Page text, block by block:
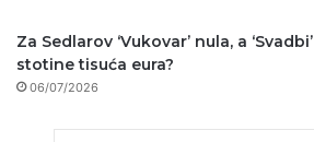
Za Sedlarov ‘Vukovar’ nula, a ‘Svadbi’
stotine tisuća eura?
06/07/2026